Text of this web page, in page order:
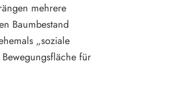
mehrere
Baumbestand
„soziale
für